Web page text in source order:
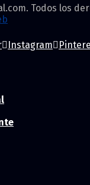
Todos los
Instagram